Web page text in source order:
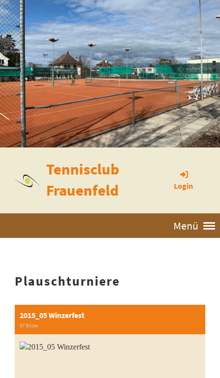
Tennisclub
Frauenfeld
Login
Menü
Plauschturniere
2015_05 Winzerfest
97 Bilder